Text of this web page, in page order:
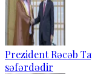
Prezident Rəcəb
səfərdədir